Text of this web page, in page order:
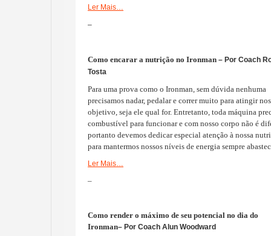
Ler Mais…
–
Como encarar a nutrição no Ironman – Por Coach
Tosta
Para uma prova como o Ironman, sem dúvida nenhuma
precisamos nadar, pedalar e correr muito para atingir
objetivo, seja ele qual for. Entretanto, toda máquina
combustível para funcionar e com nosso corpo não é
portanto devemos dedicar especial atenção à nossa
para mantermos nossos níveis de energia sempre
Ler Mais…
–
Como render o máximo de seu potencial no dia do
Ironman– Por Coach Alun Woodward